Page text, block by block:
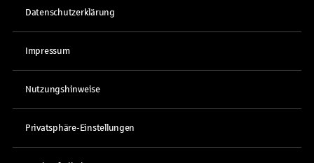
Datenschutzerklärung
Impressum
Nutzungshinweise
Privatsphäre-Einstellungen